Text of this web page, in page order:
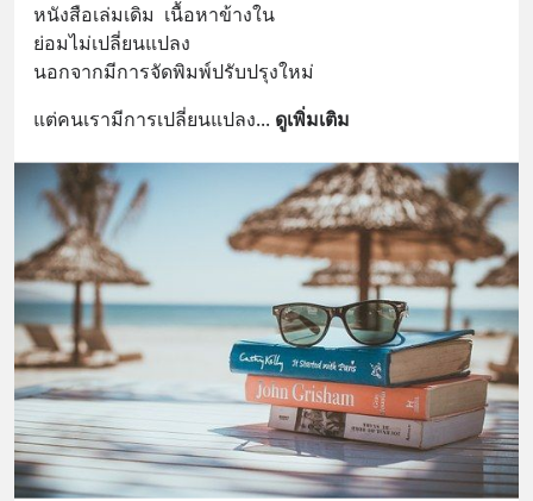
หนังสือเล่มเดิม  เนื้อหาข้างใน
ย่อมไม่เปลี่ยนแปลง
นอกจากมีการจัดพิมพ์ปรับปรุงใหม่
แต่คนเรามีการเปลี่ยนแปลง... ดูเพิ่มเติม